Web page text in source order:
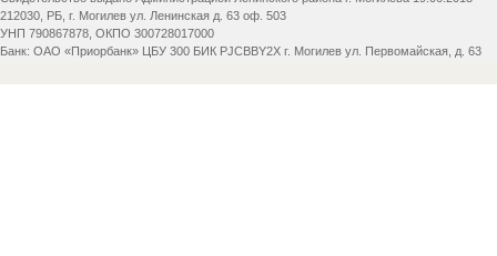
212030, РБ, г. Могилев ул. Ленинская д. 63 оф. 503
УНП 790867878, ОКПО 300728017000
Банк: ОАО «Приорбанк» ЦБУ 300 БИК PJCBBY2X г. Могилев ул. Первомайская, д. 63